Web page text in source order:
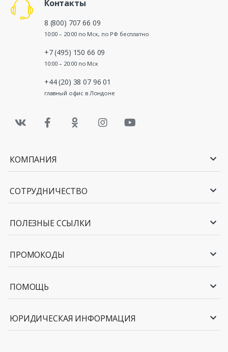
Контакты
8 (800) 707 66 09
10:00 – 20:00 по Мск, по РФ бесплатно
+7 (495) 150 66 09
10:00 – 20:00 по Мск
+44 (20) 38 07 96 01
главный офис в Лондоне
КОМПАНИЯ
СОТРУДНИЧЕСТВО
ПОЛЕЗНЫЕ ССЫЛКИ
ПРОМОКОДЫ
ПОМОЩЬ
ЮРИДИЧЕСКАЯ ИНФОРМАЦИЯ